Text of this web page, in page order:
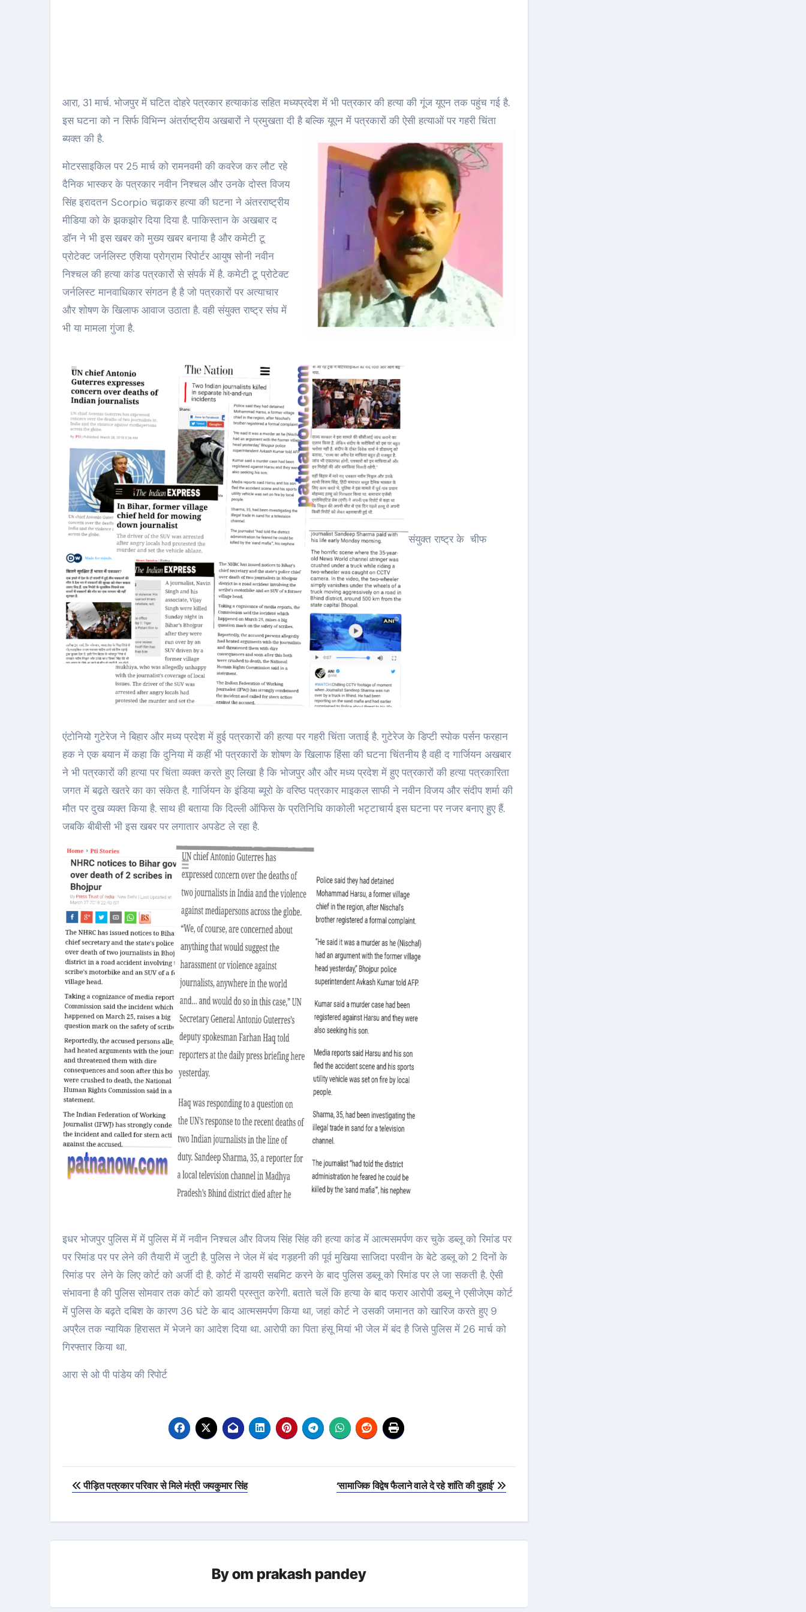
आरा, 31 मार्च. भोजपुर में घटित दोहरे पत्रकार हत्याकांड सहित मध्यप्रदेश में भी पत्रकार की हत्या की गूंज यूएन तक पहुंच गई है.
इस घटना को न सिर्फ विभिन्न अंतर्राष्ट्रीय अखबारों ने प्रमुखता दी है बल्कि यूएन में पत्रकारों की ऐसी हत्याओं पर गहरी चिंता
ब्यक्त की है.
मोटरसाइकिल पर 25 मार्च को रामनवमी की कवरेज कर लौट रहे
दैनिक भास्कर के पत्रकार नवीन निश्चल और उनके दोस्त विजय
सिंह इरादतन Scorpio चढ़ाकर हत्या की घटना ने अंतरराष्ट्रीय
मीडिया को के झकझोर दिया दिया है. पाकिस्तान के अखबार द
डॉन ने भी इस खबर को मुख्य खबर बनाया है और कमेटी टू
प्रोटेक्ट जर्नलिस्ट एशिया प्रोग्राम रिपोर्टर आयुष सोनी नवीन
निश्चल की हत्या कांड पत्रकारों से संपर्क में है. कमेटी टू प्रोटेक्ट
जर्नलिस्ट मानवाधिकार संगठन है है जो पत्रकारों पर अत्याचार
और शोषण के खिलाफ आवाज उठाता है. वही संयुक्त राष्ट्र संघ में
भी या मामला गुंजा है.
संयुक्त राष्ट्र के चीफ
एंटोनियो गुटेरेज ने बिहार और मध्य प्रदेश में हुई पत्रकारों की हत्या पर गहरी चिंता जताई है. गुटेरेज के डिप्टी स्पोक पर्सन फरहान
हक ने एक बयान में कहा कि दुनिया में कहीं भी पत्रकारों के शोषण के खिलाफ हिंसा की घटना चिंतनीय है वही द गार्जियन अखबार
ने भी पत्रकारों की हत्या पर चिंता व्यक्त करते हुए लिखा है कि भोजपुर और और मध्य प्रदेश में हुए पत्रकारों की हत्या पत्रकारिता
जगत में बढ़ते खतरे का का संकेत है. गार्जियन के इंडिया ब्यूरो के वरिष्ठ पत्रकार माइकल साफी ने नवीन विजय और संदीप शर्मा की
मौत पर दुख व्यक्त किया है. साथ ही बताया कि दिल्ली ऑफिस के प्रतिनिधि काकोली भट्टाचार्य इस घटना पर नजर बनाए हुए हैं.
जबकि बीबीसी भी इस खबर पर लगातार अपडेट ले रहा है.
इधर भोजपुर पुलिस में में पुलिस में में नवीन निश्चल और विजय सिंह सिंह की हत्या कांड में आत्मसमर्पण कर चुके डब्लू को रिमांड पर
पर रिमांड पर पर लेने की तैयारी में जुटी है. पुलिस ने जेल में बंद गड़हनी की पूर्व मुखिया साजिदा परवीन के बेटे डब्लू को 2 दिनों के
रिमांड पर लेने के लिए कोर्ट को अर्जी दी है. कोर्ट में डायरी सबमिट करने के बाद पुलिस डब्लू को रिमांड पर ले जा सकती है. ऐसी
संभावना है की पुलिस सोमवार तक कोर्ट को डायरी प्रस्तुत करेगी. बताते चलें कि हत्या के बाद फरार आरोपी डब्लू ने एसीजेएम कोर्ट
में पुलिस के बढ़ते दबिश के कारण 36 घंटे के बाद आत्मसमर्पण किया था, जहां कोर्ट ने उसकी जमानत को खारिज करते हुए 9
अप्रैल तक न्यायिक हिरासत में भेजने का आदेश दिया था. आरोपी का पिता हंसू मियां भी जेल में बंद है जिसे पुलिस में 26 मार्च को
गिरफ्तार किया था.
आरा से ओ पी पांडेय की रिपोर्ट
Post
पीड़ित पत्रकार परिवार से मिले मंत्री जयकुमार सिंह ‘सामाजिक विद्वेष फैलाने वाले दे रहे शांति की दुहाई’
Byom prakash pandey